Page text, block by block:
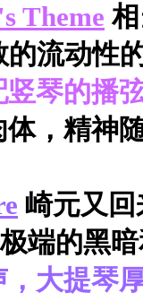
Theme
流动性
琴的播
，精神
崎元又
端的黑
大提琴